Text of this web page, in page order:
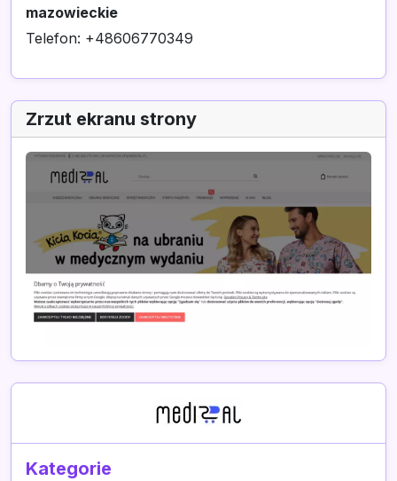
mazowieckie
Telefon: +48606770349
Zrzut ekranu strony
Kategorie